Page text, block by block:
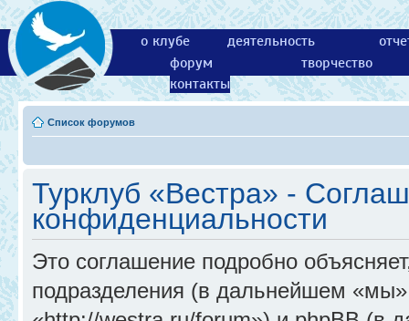
о клубе деятельность
форум
творчество
контакты
Список форумов
Турклуб «Вестра» -
конфиденциальности
Это соглашение подробно
подразделения (в дальнейшем